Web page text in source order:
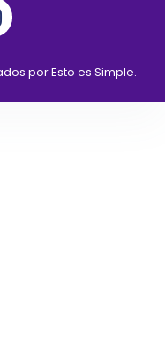
por Esto es Simple.